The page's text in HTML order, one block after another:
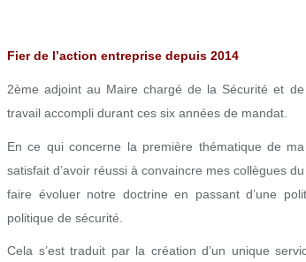
Fier de l’action entreprise depuis 2014
2ème adjoint au Maire chargé de la Sécurité et
travail accompli durant ces six années de mandat.
En ce qui concerne la première thématique de
satisfait d’avoir réussi à convaincre mes collègues
faire évoluer notre doctrine en passant d’une
politique de sécurité.
Cela s’est traduit par la création d’un unique